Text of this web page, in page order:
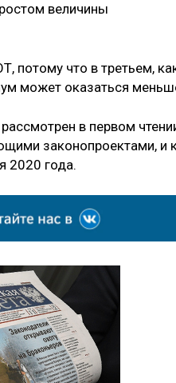
величины
потому что в третьем,
может оказаться
в первом
законопроектами, и
2020 года.